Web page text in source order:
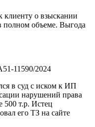
клиенту о взыскании
полном объеме. Выгода
11590/2024
в суд с иском к ИП
нарушений права
500 т.р. Истец
его ТЗ на сайте